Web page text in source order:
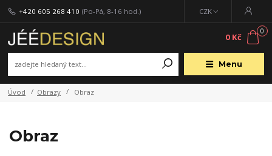
Menu
CZK
+420 605 268 410 (Po-Pá, 8-16 hod.)
0
0 Kč
Úvod Obrazy Obraz
Obraz